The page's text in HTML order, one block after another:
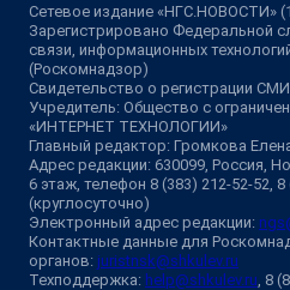
Сетевое издание «НГС.НОВОСТИ»
Зарегистрировано Федеральной
связи, информационных
(Роскомнадзор)
Свидетельство о регистрации
Учредитель: Общество с
«ИНТЕРНЕТ ТЕХНОЛОГИИ»
Главный редактор: Громкова
Адрес редакции: 630099, Россия,
6 этаж, телефон 8 (383) 212-52-52, 8
(круглосуточно)
Электронный адрес редакции:
Контактные данные для
органов: juristnsk@shkulev.ru
Техподдержка: help@shkulev.ru, 8